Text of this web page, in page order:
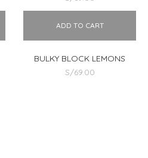
ADD TO CART
BULKY BLOCK LEMONS
S/69.00